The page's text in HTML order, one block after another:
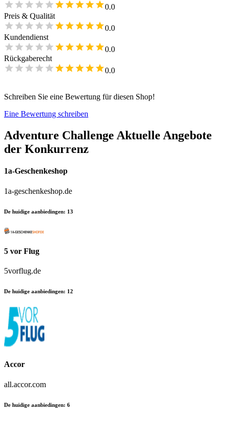
0.0
Preis & Qualität
0.0
Kundendienst
0.0
Rückgaberecht
0.0
Schreiben Sie eine Bewertung für diesen Shop!
Eine Bewertung schreiben
Adventure Challenge Aktuelle Angebote
der Konkurrenz
1a-Geschenkeshop
1a-geschenkeshop.de
De huidige aanbiedingen: 13
5 vor Flug
5vorflug.de
De huidige aanbiedingen: 12
Accor
all.accor.com
De huidige aanbiedingen: 6